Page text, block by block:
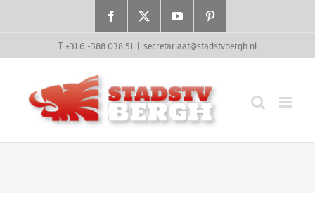
Facebook YouTube
T +31 6 -388 038 51 | secretariaat@stadstvbergh.nl